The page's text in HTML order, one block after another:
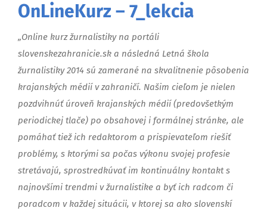
OnLineKurz – 7_lekcia
„Online kurz žurnalistiky na portáli
slovenskezahranicie.sk a následná Letná škola
žurnalistiky 2014 sú zamerané na skvalitnenie pôsobenia
krajanských médií v zahraničí. Našim cieľom je nielen
pozdvihnúť úroveň krajanských médií (predovšetkým
periodickej tlače) po obsahovej i formálnej stránke, ale
pomáhať tiež ich redaktorom a prispievateľom riešiť
problémy, s ktorými sa počas výkonu svojej profesie
stretávajú, sprostredkúvať im kontinuálny kontakt s
najnovšími trendmi v žurnalistike a byť ich radcom či
poradcom v každej situácii, v ktorej sa ako slovenskí